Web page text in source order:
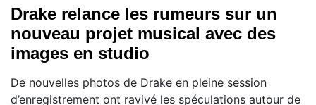
Drake relance les rumeurs sur un
nouveau projet musical avec des
images en studio
De nouvelles photos de Drake en pleine session
d’enregistrement ont ravivé les spéculations autour de